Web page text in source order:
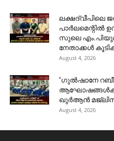
ലക്ഷദ്വീപിലെ
പാർലമെന്റിൽ
സുലെ
നേതാക്കൾ
August 4, 2026
‘ഗുൽഷാനേ
ഖുർആൻ മജ്‌ലിസ്
August 4, 2026